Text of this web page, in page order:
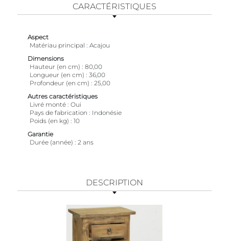
CARACTÉRISTIQUES
Aspect
Matériau principal
Acajou
Dimensions
Hauteur (en cm)
80,00
Longueur (en cm)
36,00
Profondeur (en cm)
25,00
Autres caractéristiques
Livré monté Oui
Pays de fabrication
Indonésie
Poids (en kg)
10
Garantie
Durée (année)
2 ans
DESCRIPTION